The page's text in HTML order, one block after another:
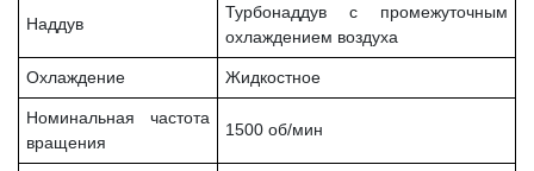
Наддув
Турбонаддув с промежуточным
охлаждением воздуха
Охлаждение Жидкостное
Номинальная частота
вращения
1500 об/мин